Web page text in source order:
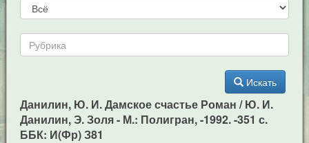
Искать
Данилин, Ю. И. Дамское счастье Роман / Ю. И.
Данилин, Э. Золя - М.: Полигран, -1992. -351 с.
ББК: И(Фр) З81